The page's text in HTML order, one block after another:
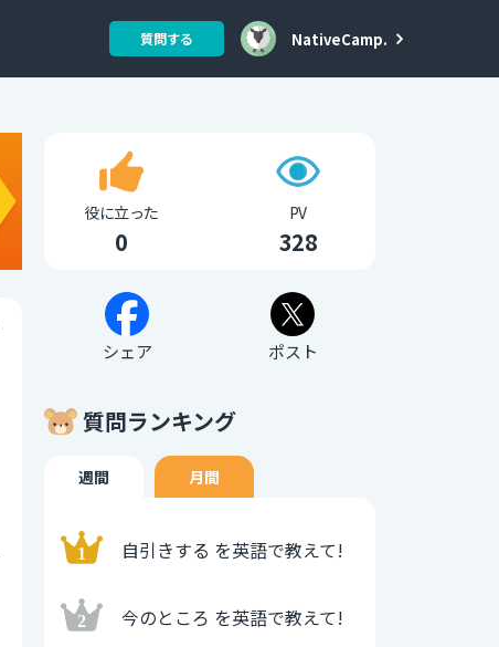
質問する NativeCamp.
役に立った
0
PV
328
シェア ポスト
質問ランキング
週間 月間
自引きする を英語で教えて!
今のところ を英語で教えて!